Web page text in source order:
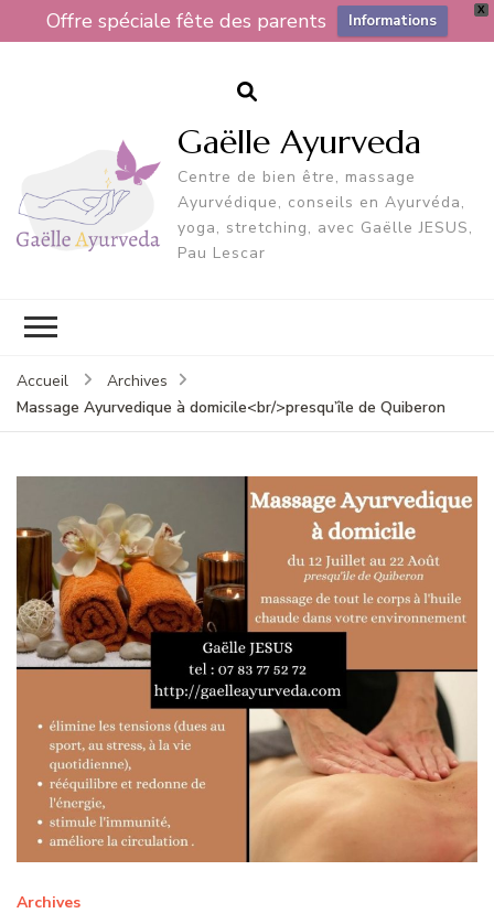
X
Offre spéciale fête des parents Informations
Gaëlle Ayurveda
Centre de bien être, massage
Ayurvédique, conseils en Ayurvéda,
yoga, stretching, avec Gaëlle JESUS,
Pau Lescar
Accueil
Archives
Massage Ayurvedique à domicile<br/>presqu’île de Quiberon
Archives